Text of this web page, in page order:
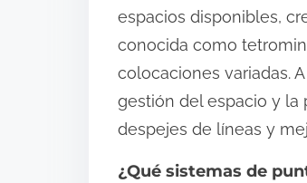
espacios disponibles,
conocida como
colocaciones variadas.
gestión del espacio y la
despejes de líneas y
¿Qué sistemas de